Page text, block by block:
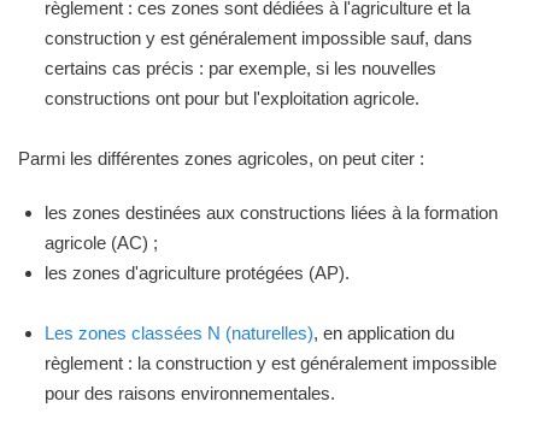
règlement : ces zones sont dédiées à l'agriculture et la
construction y est généralement impossible sauf, dans
certains cas précis : par exemple, si les nouvelles
constructions ont pour but l'exploitation agricole.
Parmi les différentes zones agricoles, on peut citer :
les zones destinées aux constructions liées à la formation
agricole (AC) ;
les zones d'agriculture protégées (AP).
Les zones classées N (naturelles), en application du
règlement : la construction y est généralement impossible
pour des raisons environnementales.